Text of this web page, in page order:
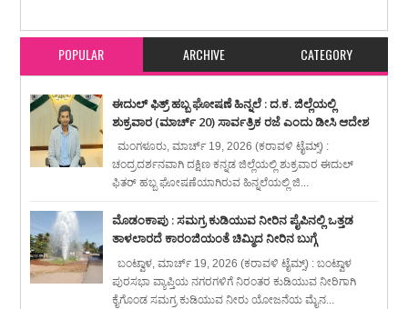
POPULAR ARCHIVE CATEGORY
ಈದುಲ್ ಫಿತ್ರ್ ಹಬ್ಬ ಘೋಷಣೆ ಹಿನ್ನಲೆ : ದ.ಕ. ಜಿಲ್ಲೆಯಲ್ಲಿ
ಶುಕ್ರವಾರ (ಮಾರ್ಚ್ 20) ಸಾರ್ವತ್ರಿಕ ರಜೆ ಎಂದು ಡೀಸಿ ಆದೇಶ
ಮಂಗಳೂರು, ಮಾರ್ಚ್ 19, 2026 (ಕರಾವಳಿ ಟೈಮ್ಸ್) :
ಚಂದ್ರದರ್ಶನವಾಗಿ ದಕ್ಷಿಣ ಕನ್ನಡ ಜಿಲ್ಲೆಯಲ್ಲಿ ಶುಕ್ರವಾರ ಈದುಲ್
ಫಿತರ್ ಹಬ್ಬ ಘೋಷಣೆಯಾಗಿರುವ ಹಿನ್ನಲೆಯಲ್ಲಿ ಜಿ...
ಮೊಡಂಕಾಪು : ಸಮಗ್ರ ಕುಡಿಯುವ ನೀರಿನ ಪೈಪಿನಲ್ಲಿ ಒತ್ತಡ
ತಾಳಲಾರದೆ ಕಾರಂಜಿಯಂತೆ ಚಿಮ್ಮಿದ ನೀರಿನ ಬುಗ್ಗೆ
ಬಂಟ್ವಾಳ, ಮಾರ್ಚ್ 19, 2026 (ಕರಾವಳಿ ಟೈಮ್ಸ್) : ಬಂಟ್ವಾಳ
ಪುರಸಭಾ ವ್ಯಾಪ್ತಿಯ ನಗರಗಳಿಗೆ ನಿರಂತರ ಕುಡಿಯುವ ನೀರಿಗಾಗಿ
ಕೈಗೊಂಡ ಸಮಗ್ರ ಕುಡಿಯುವ ನೀರು ಯೋಜನೆಯ ಮೈನ...